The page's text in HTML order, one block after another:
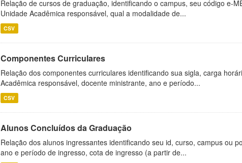
Relação de cursos de graduação, identificando o campus, seu código e-
Unidade Acadêmica responsável, qual a modalidade de...
CSV
Componentes Curriculares
Relação dos componentes curriculares identificando sua sigla, carga
Acadêmica responsável, docente ministrante, ano e período...
CSV
Alunos Concluídos da Graduação
Relação dos alunos ingressantes identificando seu id, curso, campus ou
ano e período de ingresso, cota de ingresso (a partir de...